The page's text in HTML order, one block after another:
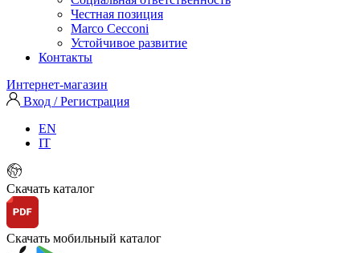
Честная позиция
Marco Cecconi
Устойчивое развитие
Контакты
Интернет-магазин
Вход / Регистрация
EN
IT
Скачать каталог
Скачать мобильный каталог